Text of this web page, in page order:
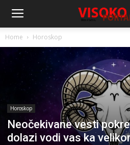
Home Horoskop
Horoskop
Neočekivane vesti
dolazi vodi vas ka